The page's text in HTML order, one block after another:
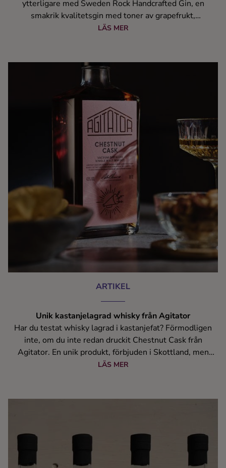
ytterligare med Sweden Rock Handcrafted Gin, en
smakrik kvalitetsgin med toner av grapefrukt,
korianderfrö och citronzest. Ginen utgör en perfekt bas
priset endast 399 kronor för 700 ml. Säljstart på
Systembolaget idag den 15 maj - perfekt inför
festivalsäsongen!
LÄS MER
ARTIKEL
Unik kastanjelagrad whisky från Agitator
Har du testat whisky lagrad i kastanjefat? Förmodligen
inte, om du inte redan druckit Chestnut Cask från
Agitator. En unik produkt, förbjuden i Skottland, men
tillåten i Arboga. Cocktailguiden ringde upp destillerichef
LÄS MER